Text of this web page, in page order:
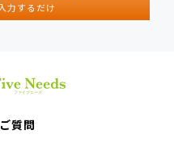
力するだけ
質問